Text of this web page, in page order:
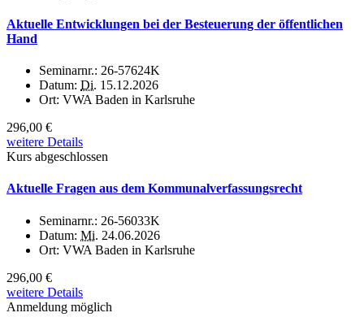
Aktuelle Entwicklungen bei der Besteuerung der öffentlichen
Hand
Seminarnr.: 26-57624K
Datum: Di. 15.12.2026
Ort: VWA Baden in Karlsruhe
296,00 €
weitere Details
Kurs abgeschlossen
Aktuelle Fragen aus dem Kommunalverfassungsrecht
Seminarnr.: 26-56033K
Datum: Mi. 24.06.2026
Ort: VWA Baden in Karlsruhe
296,00 €
weitere Details
Anmeldung möglich